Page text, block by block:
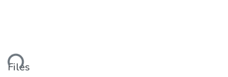
Files